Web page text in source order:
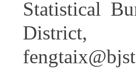
Statistical
District,